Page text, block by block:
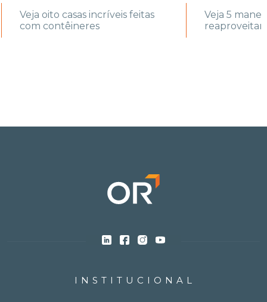
Veja oito casas incríveis feitas
com contêineres
Veja 5
reaproveitar
INSTITUCIONAL